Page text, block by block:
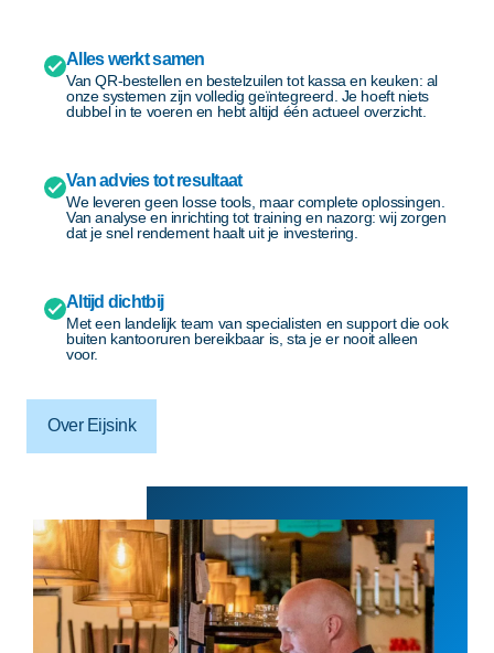
Alles werkt samen
Van QR-bestellen en bestelzuilen tot kassa en keuken: al
onze systemen zijn volledig geïntegreerd. Je hoeft niets
dubbel in te voeren en hebt altijd één actueel overzicht.
Van advies tot resultaat
We leveren geen losse tools, maar complete oplossingen.
Van analyse en inrichting tot training en nazorg: wij zorgen
dat je snel rendement haalt uit je investering.
Altijd dichtbij
Met een landelijk team van specialisten en support die ook
buiten kantooruren bereikbaar is, sta je er nooit alleen
voor.
Over Eijsink